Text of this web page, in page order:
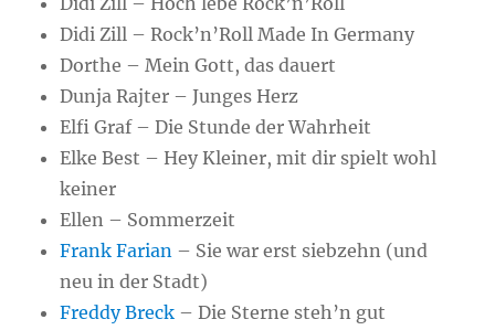
Didi Zill – Rock’n’Roll Made In Germany
Dorthe – Mein Gott, das dauert
Dunja Rajter – Junges Herz
Elfi Graf – Die Stunde der Wahrheit
Elke Best – Hey Kleiner, mit dir spielt wohl
keiner
Ellen – Sommerzeit
Frank Farian – Sie war erst siebzehn (und
neu in der Stadt)
Freddy Breck – Die Sterne steh’n gut